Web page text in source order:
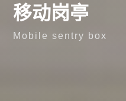
移动岗亭
Mobile sentry box